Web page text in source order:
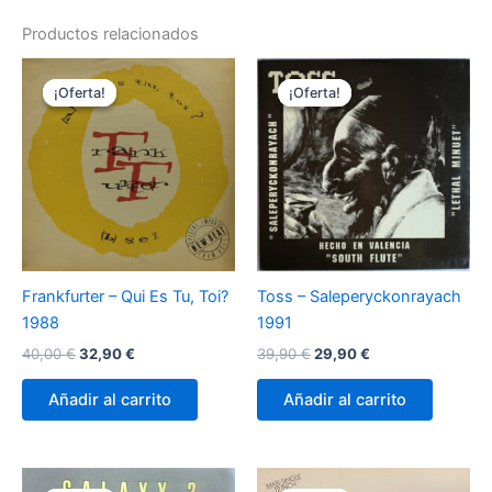
Productos relacionados
¡Oferta!
¡Oferta!
Frankfurter – Qui Es Tu, Toi?
1988
40,00€El
original
era:
32,90€
actual
es:
Añadir al carrito
¡Oferta!
¡Oferta!
Toss ‎– Saleperyckonrayach
1991
39,90€El
original
era:
29,90€
actual
es:
Añadir al carrito